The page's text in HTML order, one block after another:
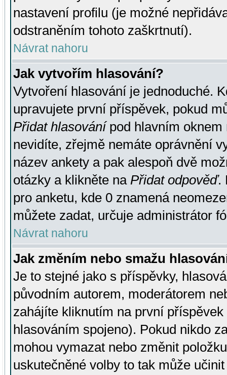
nastavení profilu (je možné
odstraněním tohoto zaškrtnutí).
Návrat nahoru
Jak vytvořím hlasování?
Vytvoření hlasování je jednoduché.
upravujete první příspěvek, pokud
Přidat hlasovánípod hlavním oknem
nevidíte, zřejmě nemáte oprávnění
název ankety a pak alespoň dvě
otázky a klikněte na Přidat odpověď.
pro anketu, kde 0 znamená
můžete zadat, určuje administrátor
Návrat nahoru
Jak změním nebo smažu
Je to stejné jako s příspěvky,
původním autorem, moderátorem
zahájíte kliknutím na první
hlasováním spojeno). Pokud nikdo
mohou vymazat nebo změnit
uskutečněné volby to tak může